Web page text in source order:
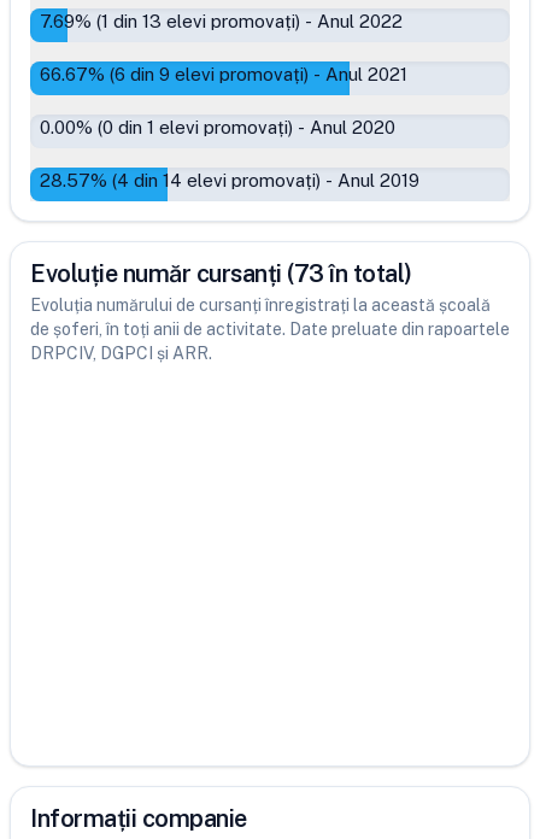
7.69% (1 din 13 elevi promovați) - Anul 2022
66.67% (6 din 9 elevi promovați) - Anul 2021
0.00% (0 din 1 elevi promovați) - Anul 2020
28.57% (4 din 14 elevi promovați) - Anul 2019
Evoluție număr cursanți (73 în total)
Evoluția numărului de cursanți înregistrați la această școală
de șoferi, în toți anii de activitate. Date preluate din rapoartele
DRPCIV, DGPCI și ARR.
Informații companie